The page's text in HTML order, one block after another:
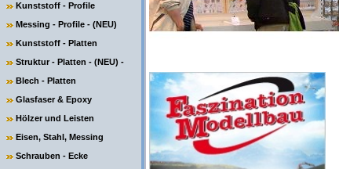
Kunststoff - Profile
Messing - Profile - (NEU)
Kunststoff - Platten
Struktur - Platten - (NEU) -
Blech - Platten
Glasfaser & Epoxy
Hölzer und Leisten
Eisen, Stahl, Messing
Schrauben - Ecke